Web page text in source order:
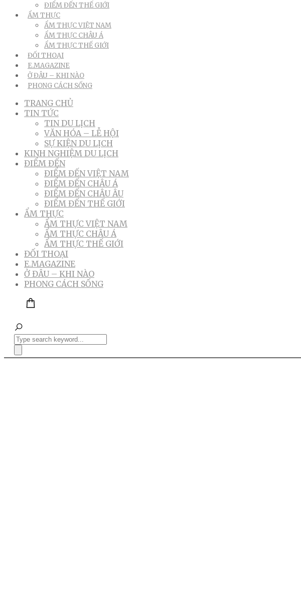
ĐIỂM ĐẾN THẾ GIỚI
ẨM THỰC
ẨM THỰC VIỆT NAM
ẨM THỰC CHÂU Á
ẨM THỰC THẾ GIỚI
ĐỐI THOẠI
E.MAGAZINE
Ở ĐÂU – KHI NÀO
PHONG CÁCH SỐNG
TRANG CHỦ
TIN TỨC
TIN DU LỊCH
VĂN HÓA – LỄ HỘI
SỰ KIỆN DU LỊCH
KINH NGHIỆM DU LỊCH
ĐIỂM ĐẾN
ĐIỂM ĐẾN VIỆT NAM
ĐIỂM ĐẾN CHÂU Á
ĐIỂM ĐẾN CHÂU ÂU
ĐIỂM ĐẾN THẾ GIỚI
ẨM THỰC
ẨM THỰC VIỆT NAM
ẨM THỰC CHÂU Á
ẨM THỰC THẾ GIỚI
ĐỐI THOẠI
E.MAGAZINE
Ở ĐÂU – KHI NÀO
PHONG CÁCH SỐNG